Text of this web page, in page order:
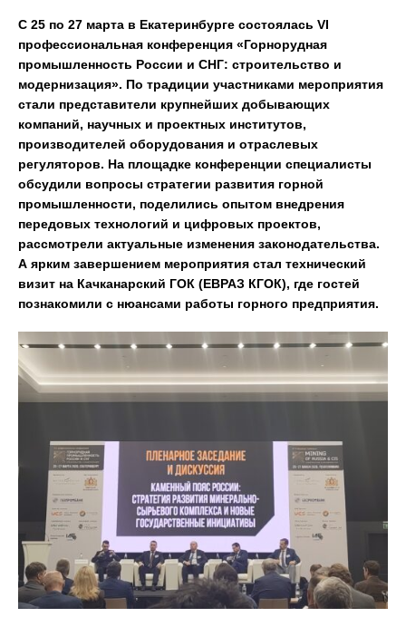
С 25 по 27 марта в Екатеринбурге состоялась VI
профессиональная конференция «Горнорудная
промышленность России и СНГ: строительство и
модернизация». По традиции участниками мероприятия
стали представители крупнейших добывающих
компаний, научных и проектных институтов,
производителей оборудования и отраслевых
регуляторов. На площадке конференции специалисты
обсудили вопросы стратегии развития горной
промышленности, поделились опытом внедрения
передовых технологий и цифровых проектов,
рассмотрели актуальные изменения законодательства.
А ярким завершением мероприятия стал технический
визит на Качканарский ГОК (ЕВРАЗ КГОК), где гостей
познакомили с нюансами работы горного предприятия.